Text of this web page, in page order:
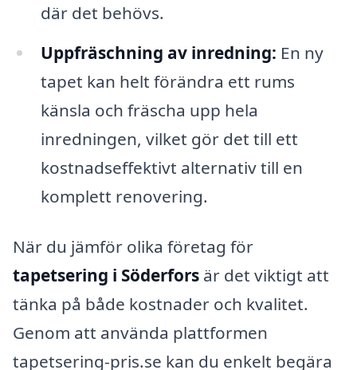
där det behövs.
Uppfräschning av inredning: En ny
tapet kan helt förändra ett rums
känsla och fräscha upp hela
inredningen, vilket gör det till ett
kostnadseffektivt alternativ till en
komplett renovering.
När du jämför olika företag för
tapetsering i Söderfors är det viktigt att
tänka på både kostnader och kvalitet.
Genom att använda plattformen
tapetsering-pris.se kan du enkelt begära